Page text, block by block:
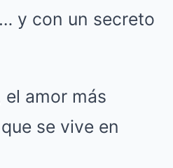
y con un secreto
el amor más
se vive en